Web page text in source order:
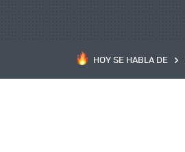
HOY SE HABLA DE